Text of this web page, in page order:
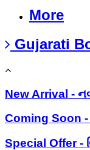
More
Gujarati
New Arrival -
Coming Soon
Special Offer -